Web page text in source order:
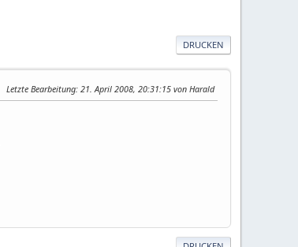
DRUCKEN
Letzte Bearbeitung: 21. April 2008, 20:31:15 von Harald